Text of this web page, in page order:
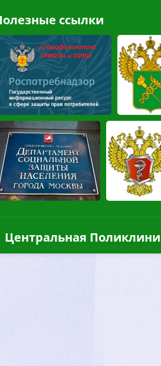
ссылки
Центральная